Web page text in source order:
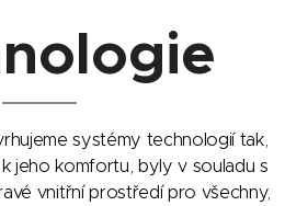
systémy technologií tak,
jeho komfortu, byly v souladu s
vnitřní prostředí pro všechny,